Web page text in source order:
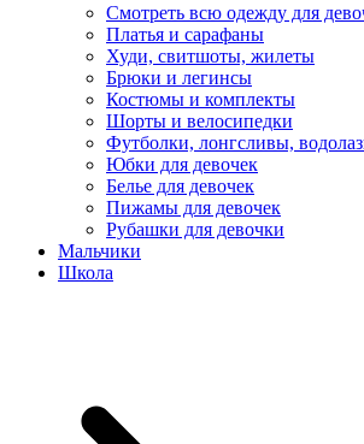
Смотреть всю одежду для
Платья и сарафаны
Худи, свитшоты, жилеты
Брюки и легинсы
Костюмы и комплекты
Шорты и велосипедки
Футболки, лонгсливы,
Юбки для девочек
Белье для девочек
Пижамы для девочек
Рубашки для девочки
Мальчики
Школа